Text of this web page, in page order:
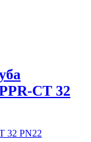
CT 32
32 PN22